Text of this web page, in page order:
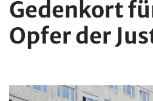
Gedenkort
Opfer der